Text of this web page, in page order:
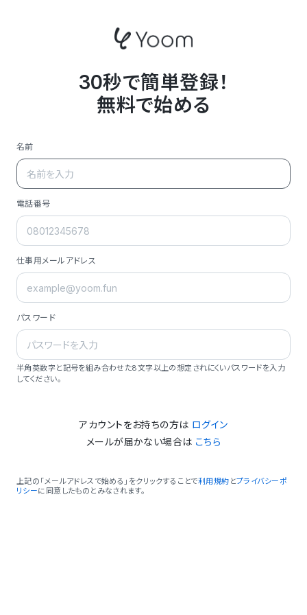
30秒で簡単登録！
無料で始める
名前
電話番号
仕事用メールアドレス
パスワード
半角英数字と記号を組み合わせた8文字以上の想定されにくいパスワードを入力
してください。
アカウントをお持ちの方は ログイン
メールが届かない場合は こちら
上記の「メールアドレスで始める」をクリックすることで利用規約 とプライバシーポ
リシーに同意したものとみなされます。